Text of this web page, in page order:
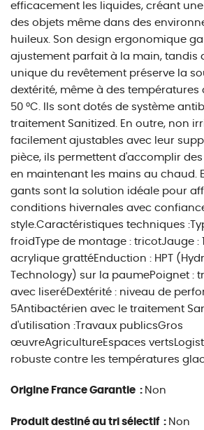
efficacement les liquides, créant
des objets même dans des
huileux. Son design ergonomique
ajustement parfait à la main, tandis
unique du revêtement préserve la
dextérité, même à des températures
50 °C. Ils sont dotés de système
traitement Sanitized. En outre, non
facilement ajustables avec leur
pièce, ils permettent d'accomplir
en maintenant les mains au chaud.
gants sont la solution idéale pour
conditions hivernales avec
style.Caractéristiques techniques
froidType de montage : tricotJauge :
acrylique grattéEnduction : HPT
Technology) sur la paumePoignet :
avec liseréDextérité : niveau de
5Antibactérien avec le traitement
d'utilisation :Travaux publicsGros
œuvreAgricultureEspaces
robuste contre les températures
Origine France Garantie : Non
Produit destiné au tri sélectif : Non